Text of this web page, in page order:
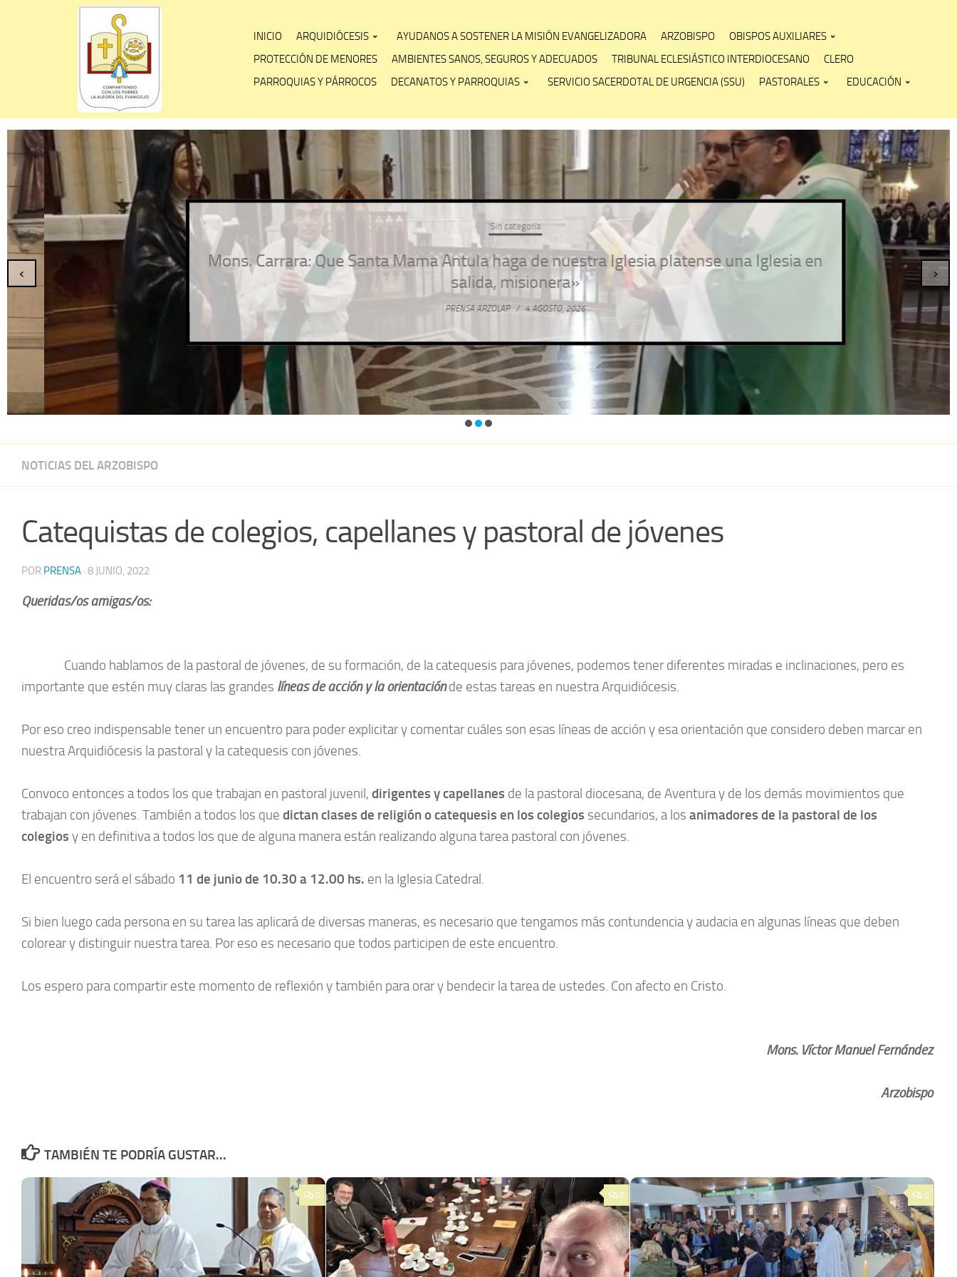
INICIO ARQUIDIÓCESIS AYUDANOS A SOSTENER LA MISIÓN EVANGELIZADORA ARZOBISPO
OBISPOS AUXILIARES
PROTECCIÓN DE MENORES
AMBIENTES SANOS, SEGUROS Y ADECUADOS TRIBUNAL ECLESIÁSTICO INTERDIOCESANO
CLERO
PARROQUIAS Y PÁRROCOS
DECANATOS Y PARROQUIAS SERVICIO SACERDOTAL DE URGENCIA (SSU) PASTORALES EDUCACIÓN
Sin categoría
Mons. Carrara: Que Santa Mama Antula haga de nuestra Iglesia platense una Iglesia en
salida, misionera»
PRENSA ARZOLAP / 4 AGOSTO, 2026
‹ ›
NOTICIAS DEL ARZOBISPO
Catequistas de colegios, capellanes y pastoral de jóvenes
POR PRENSA · 8 JUNIO, 2022
Queridas/os amigas/os:
Cuando hablamos de la pastoral de jóvenes, de su formación, de la catequesis para jóvenes, podemos tener diferentes miradas e inclinaciones, pero es
importante que estén muy claras las grandes líneas de acción y la orientaciónde estas tareas en nuestra Arquidiócesis.
Por eso creo indispensable tener un encuentro para poder explicitar y comentar cuáles son esas líneas de acción y esa orientación que considero deben marcar en
nuestra Arquidiócesis la pastoral y la catequesis con jóvenes.
Convoco entonces a todos los que trabajan en pastoral juvenil, dirigentes y capellanes de la pastoral diocesana, de Aventura y de los demás movimientos que
trabajan con jóvenes. También a todos los que dictan clases de religión o catequesis en los colegios secundarios, a los animadores de la pastoral de los
colegios y en definitiva a todos los que de alguna manera están realizando alguna tarea pastoral con jóvenes.
El encuentro será el sábado 11 de junio de 10.30 a 12.00 hs. en la Iglesia Catedral.
Si bien luego cada persona en su tarea las aplicará de diversas maneras, es necesario que tengamos más contundencia y audacia en algunas líneas que deben
colorear y distinguir nuestra tarea. Por eso es necesario que todos participen de este encuentro.
Los espero para compartir este momento de reflexión y también para orar y bendecir la tarea de ustedes. Con afecto en Cristo.
Mons. Víctor Manuel Fernández
Arzobispo
TAMBIÉN TE PODRÍA GUSTAR...
0 0 0